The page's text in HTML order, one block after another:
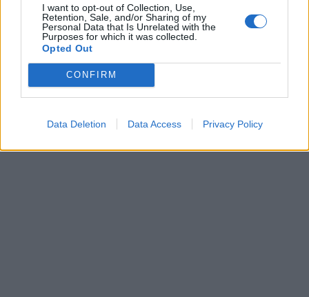
I want to opt-out of Collection, Use,
Retention, Sale, and/or Sharing of my
Personal Data that Is Unrelated with the
Purposes for which it was collected.
Opted Out
CONFIRM
Data Deletion Data Access Privacy Policy